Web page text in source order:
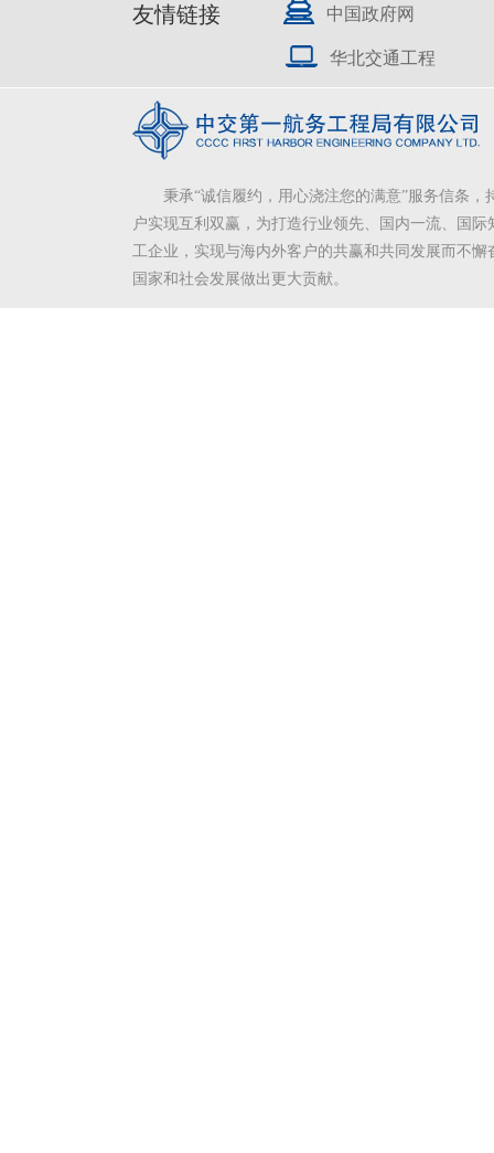
友情链接 中国政府网
华北交通工程
秉承“诚信履约，用心浇注您的满意”服务信条，
户实现互利双赢，为打造行业领先、国内一流、国际
工企业，实现与海内外客户的共赢和共同发展而不懈
国家和社会发展做出更大贡献。